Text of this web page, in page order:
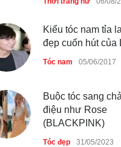
Kiểu tóc nam tỉa
đẹp cuốn hút của
Tóc nam 05/06/2017
Buộc tóc sang
điệu như Rose
(BLACKPINK)
Tóc đẹp 31/05/2023